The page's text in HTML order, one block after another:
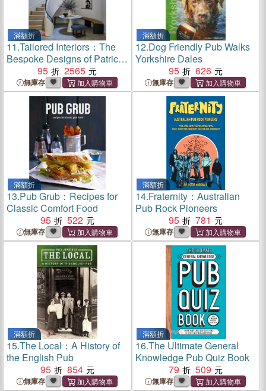
滿額折
11.Tailored Interiors：The
Bespoke Designs of Patrick
95 2565
無庫存
滿額折
12.Dog Friendly Pub Walks
Yorkshire Dales
95
626
無庫存
滿額折
13.Pub Grub：Recipes for
Classic Comfort Food
95
522
無庫存
滿額折
14.Fraternity：Australian
Pub Rock Pioneers
95
781
無庫存
滿額折
15.The Local：A History of
the English Pub
95
854
無庫存
滿額折
16.The Ultimate General
Knowledge Pub Quiz Book
79
509
無庫存